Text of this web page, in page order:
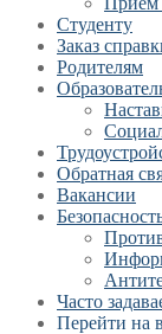
Студенту
Заказ
Родителям
Обратная
Вакансии
Часто
Перейти на